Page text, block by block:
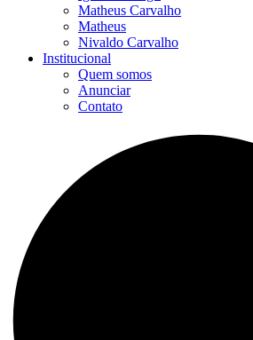
Matheus Carvalho
Matheus
Nivaldo Carvalho
Institucional
Quem somos
Anunciar
Contato